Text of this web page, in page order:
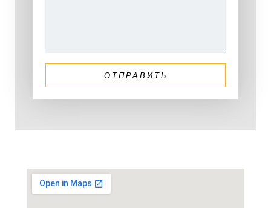
ОТПРАВИТЬ